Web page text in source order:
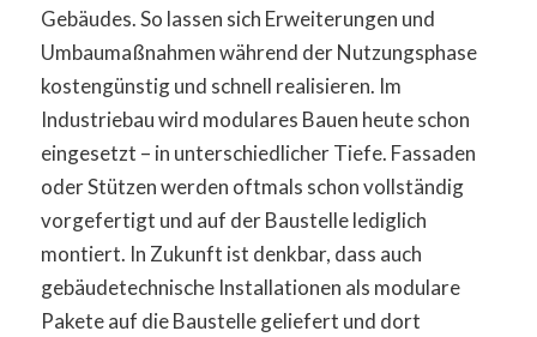
Gebäudes. So lassen sich Erweiterungen und
Umbaumaßnahmen während der Nutzungsphase
kostengünstig und schnell realisieren. Im
Industriebau wird modulares Bauen heute schon
eingesetzt – in unterschiedlicher Tiefe. Fassaden
oder Stützen werden oftmals schon vollständig
vorgefertigt und auf der Baustelle lediglich
montiert. In Zukunft ist denkbar, dass auch
gebäudetechnische Installationen als modulare
Pakete auf die Baustelle geliefert und dort